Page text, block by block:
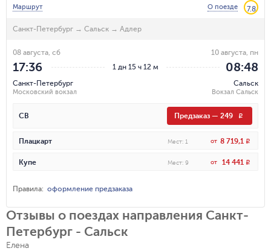
Маршрут
О поезде 7.8
Санкт-Петербург → Сальск → Адлер
1 дн 15 ч 12 м
08 августа, сб
17:36
Санкт-Петербург
Московский вокзал
10 августа, пн
08:48
Сальск
Вокзал Сальск
СВ Предзаказ — 249 R
Плацкарт Мест: 1 от 8 719,1 R
Купе Мест: 9 от 14 441 R
Правила: оформление предзаказа
Отзывы о поездах направления Санкт-
Петербург - Сальск
Елена